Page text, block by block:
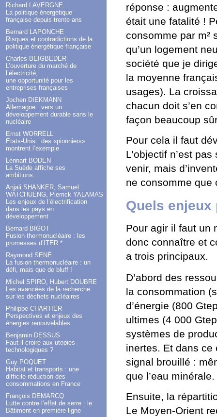
Richard LAVERGNE
La politique énergétique
française depuis trente ans
Bernard LAPONCHE
Risques et contradictions de la
politique énergétique française
Charles BEIGBEDER
L’ouverture du marché de
l’électricité,
une opportunité pour les
entreprises françaises
Jochen DIEKMANN
Allemagne : vers un
développement durable sans le
nucléaire
Ernst WORRELL
Etats-Unis : des «pionniers»
montrent l’exemple
Lennart BODÉN
La Suède affiche ses
ambitions
Anjali SHANKER, Samuel
WATCHUENG, Pierrick YALAMAS
Les enjeux de l’électrification
dans les pays en
développement
Bernard BIGOT
Fusion thermonucléaire : les
promesses d’ITER *
Raymond SENÉ
La fusion thermonucléaire : un
défi, mais que de bluff !
Michel SPIRO, Hubert DOUBRE
Les avancées de la recherche
sur les déchets nucléaires
Philippe CHARTIER
Perspectives et enjeux des
énergies renouvelables
Benjamin DESSUS
Faut-il croire aux utopies
technologiques ?
Guy POQUET
Habitat et transports : une
difficile réduction des
consommations en France
François DEMARCQ
Lutte contre l’effet de serre : le
Bâtiment en première ligne
réponse :
était une fatalité !
consomme par m²
qu’un logement
société que je
la moyenne
usages). La
chacun doit s’en
façon beaucoup
Pour cela il faut
L’objectif n’est
venir, mais
ne consomme que
Quels enjeux
Pour agir il faut un
donc connaître et
a trois principaux.
D’abord des
la consommation
d’énergie (800
ultimes (4 000
systèmes de
inertes. Et dans ce
signal brouillé :
que l’eau
Ensuite, la
Le Moyen-Orient